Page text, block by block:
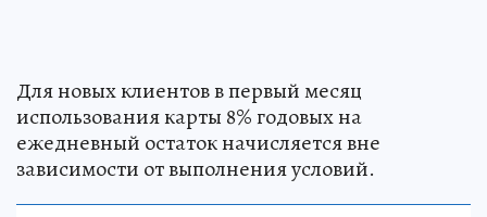
Для новых клиентов в первый месяц
использования карты 8% годовых на
ежедневный остаток начисляется вне
зависимости от выполнения условий.